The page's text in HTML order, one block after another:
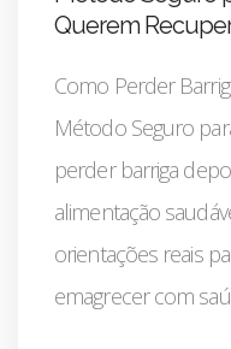
Querem
Como Perder
Método Seguro
perder barriga
alimentação
orientações reais
emagrecer com